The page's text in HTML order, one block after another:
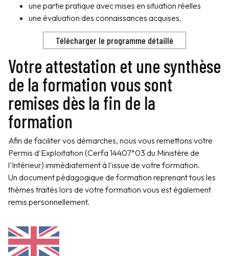
une partie pratique avec mises en situation réelles
une évaluation des connaissances acquises.
Télécharger le programme détaillé
Votre attestation et une synthèse
de la formation vous sont
remises dès la fin de la
formation
Afin de faciliter vos démarches, nous vous remettons votre
Permis d'Exploitation (Cerfa 14407*03 du Ministère de
l'Intérieur) immédiatement à l'issue de votre formation.
Un document pédagogique de formation reprenant tous les
thèmes traités lors de votre formation vous est également
remis personnellement.